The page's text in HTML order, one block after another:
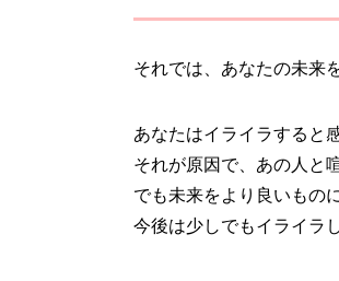
それでは、あなたの未来
あなたはイライラすると
それが原因で、あの人と
でも未来をより良いもの
今後は少しでもイライラ